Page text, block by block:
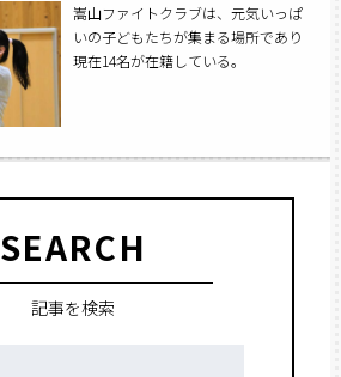
嵩山ファイトクラブは、元気いっぱ
いの子どもたちが集まる場所であり
現在14名が在籍している。
SEARCH
記事を検索